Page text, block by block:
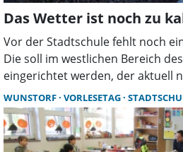
Das Wetter ist noch zu
Vor der Stadtschule fehlt noch
Die soll im westlichen Bereich
eingerichtet werden, der aktuell
Baumaterial genutzt wird. Die
Quartal 2026 abgeschlossen
4. Kalenderwoche geplant,
zu kalt.
WUNSTORF VORLESETAG